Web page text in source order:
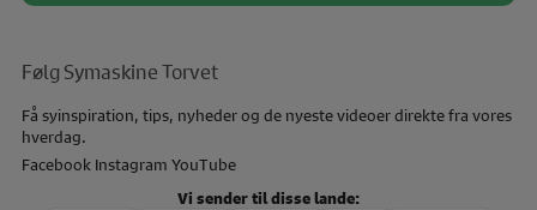
Følg Symaskine Torvet
Få syinspiration, tips, nyheder og de nyeste videoer direkte fra vores
hverdag.
Facebook Instagram YouTube
Vi sender til disse lande: